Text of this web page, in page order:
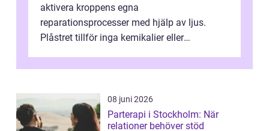
aktivera kroppens egna
reparationsprocesser med hjälp av ljus.
Plåstret tillför inga kemikalier eller
ljusbaserad stimula...
08 juni 2026
Parterapi i Stockholm: När
relationer behöver stöd